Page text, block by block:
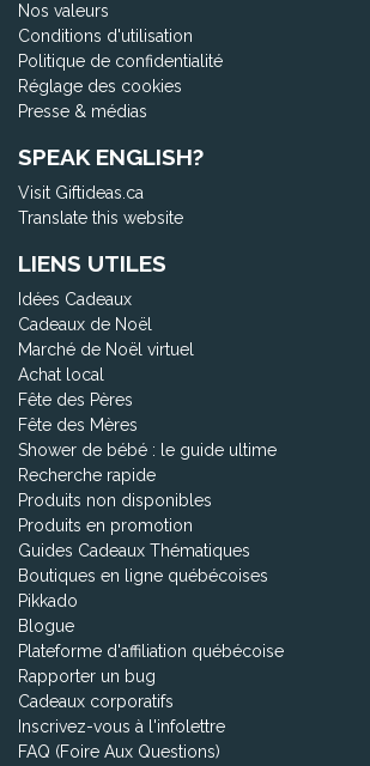
Nos valeurs
Conditions d'utilisation
Politique de confidentialité
Réglage des cookies
Presse & médias
SPEAK ENGLISH?
Visit Giftideas.ca
Translate this website
LIENS UTILES
Idées Cadeaux
Cadeaux de Noël
Marché de Noël virtuel
Achat local
Fête des Pères
Fête des Mères
Shower de bébé : le guide ultime
Recherche rapide
Produits non disponibles
Produits en promotion
Guides Cadeaux Thématiques
Boutiques en ligne québécoises
Pikkado
Blogue
Plateforme d'affiliation québécoise
Rapporter un bug
Cadeaux corporatifs
Inscrivez-vous à l'infolettre
FAQ (Foire Aux Questions)